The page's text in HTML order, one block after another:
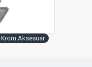
Aksesuar